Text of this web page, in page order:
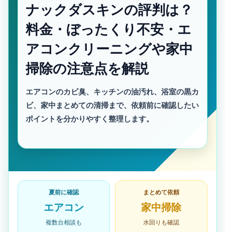
ナックダスキンの評判は？
料金・ぼったくり不安・エ
アコンクリーニングや家中
掃除の注意点を解説
エアコンのカビ臭、キッチンの油汚れ、浴室の黒カ
ビ、家中まとめての清掃まで、依頼前に確認したい
ポイントを分かりやすく整理します。
夏前に確認
エアコン
複数台相談も
まとめて依頼
家中掃除
水回りも確認